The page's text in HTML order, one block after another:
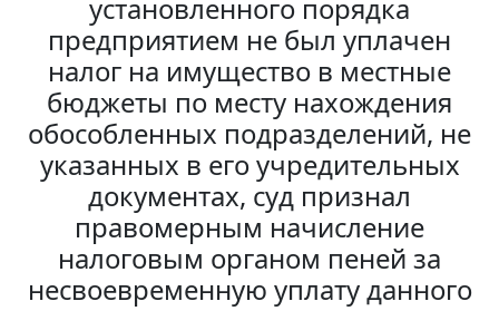
установленного порядка
предприятием не был уплачен
налог на имущество в местные
бюджеты по месту нахождения
обособленных подразделений, не
указанных в его учредительных
документах, суд признал
правомерным начисление
налоговым органом пеней за
несвоевременную уплату данного